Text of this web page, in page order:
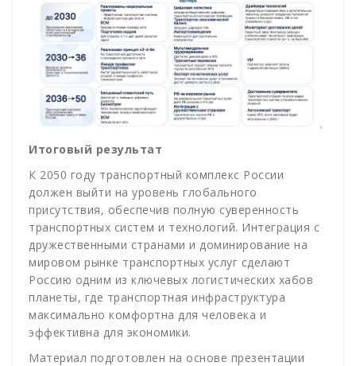
Итоговый результат
К 2050 году транспортный комплекс России
должен выйти на уровень глобального
присутствия, обеспечив полную суверенность
транспортных систем и технологий. Интеграция с
дружественными странами и доминирование на
мировом рынке транспортных услуг сделают
Россию одним из ключевых логистических хабов
планеты, где транспортная инфраструктура
максимально комфортна для человека и
эффективна для экономики.
Материал подготовлен на основе презентации